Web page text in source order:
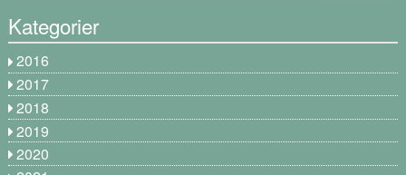
Kategorier
2016
2017
2018
2019
2020